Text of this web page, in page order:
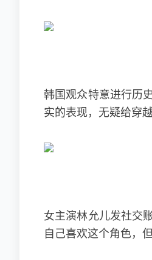
韩国观众特意进行历
实的表现，无疑给穿
女主演林允儿发社交
自己喜欢这个角色，